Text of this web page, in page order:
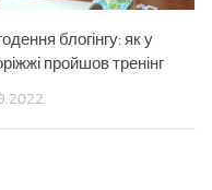
блогінгу: як у
пройшов тренінг